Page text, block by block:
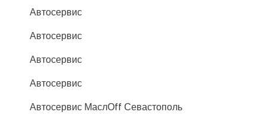
Автосервис
Автосервис
Автосервис
Автосервис
Автосервис МаслОff Севастополь